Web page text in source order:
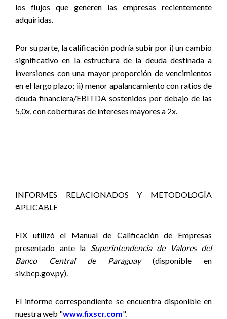
los flujos que generen las empresas recientemente
adquiridas.
Por su parte, la calificación podría subir por i) un cambio
significativo en la estructura de la deuda destinada a
inversiones con una mayor proporción de vencimientos
en el largo plazo; ii) menor apalancamiento con ratios de
deuda financiera/EBITDA sostenidos por debajo de las
5,0x, con coberturas de intereses mayores a 2x.
INFORMES RELACIONADOS Y METODOLOGÍA
APLICABLE
FIX utilizó el Manual de Calificación de Empresas
presentado ante la Superintendencia de Valores del
Banco Central de Paraguay(disponible en
siv.bcp.gov.py).
El informe correspondiente se encuentra disponible en
nuestra web "www.fixscr.com".